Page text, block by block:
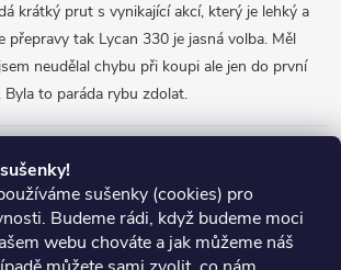
sušenky (cookies) pro
Budeme rádi, když budeme moci
webu chováte a jak můžeme náš
krátký prut s vynikající akcí, který je lehký a
přepravy tak Lycan 330 je jasná volba. Měl
neudělal chybu při koupi ale jen do první
to paráda rybu zdolat.
platby